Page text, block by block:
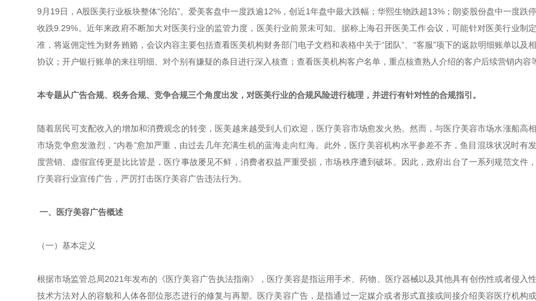
9月19日，A股医美行业板块整体“沦陷”。爱美客盘中一度跌逾12%，创近1年盘中最大跌幅；华熙生物跌超13%；朗姿股份盘中一度跌
收跌9.29%。近年来政府不断加大对医美行业的监管力度，医美行业前景未可知。据称上海召开医美工作会议，可能针对医美行业制
准，将返佣定性为财务贿赂，会议内容主要包括查看医美机构财务部门电子文档和表格中关于“团队”、“客服”项下的返款明细账单以及
协议；开户银行账单的来往明细、对个别有嫌疑的条目进行深入核查；查看医美机构客户名单，重点核查熟人介绍的客户后续营销内容
本专题从广告合规、税务合规、竞争合规三个角度出发，对医美行业的合规风险进行梳理，并进行有针对性的合规指引。
随着居民可支配收入的增加和消费观念的转变，医美越来越受到人们欢迎，医疗美容市场愈发火热。然而，与医疗美容市场水涨船高
市场竞争愈发激烈，“内卷”愈加严重，由过去几年充满生机的蓝海走向红海。此外，医疗美容机构水平参差不齐，鱼目混珠状况时有
度营销、虚假宣传更是比比皆是，医疗事故屡见不鲜，消费者权益严重受损，市场秩序遭到破坏。因此，政府出台了一系列规范文件
疗美容行业宣传广告，严厉打击医疗美容广告违法行为。
一、医疗美容广告概述
（一）基本定义
根据市场监管总局2021年发布的《医疗美容广告执法指南》，医疗美容是指运用手术、药物、医疗器械以及其他具有创伤性或者侵入
技术方法对人的容貌和人体各部位形态进行的修复与再塑。医疗美容广告，是指通过一定媒介或者形式直接或间接介绍美容医疗机构